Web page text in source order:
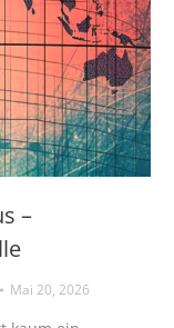
–
Mai 20, 2026